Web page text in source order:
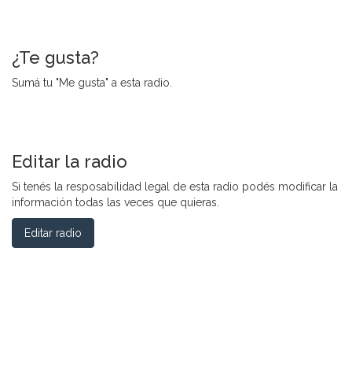
¿Te gusta?
Sumá tu "Me gusta" a esta radio.
Editar la radio
Si tenés la resposabilidad legal de esta radio podés modificar la
información todas las veces que quieras.
Editar radio